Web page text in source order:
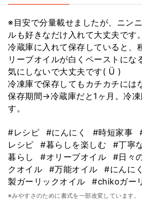
※目安で分量載せましたが、ニン
ルも好きなだけ入れて大丈夫です。
冷蔵庫に入れて保存していると、
リーブオイルが白くペーストにな
気にしないで大丈夫です( Ü )
冷凍庫で保存してもカチカチには
保存期間→冷蔵庫だと1ヶ月。冷
す。
#レシピ #にんにく #時短家事
レシピ
#暮らしを楽しむ #丁寧
暮らし
#オリーブオイル #日々
クオイル
#万能オイル #にんに
製ガーリックオイル
#chikoガー
※みやすさのために書式を一部改変しています。